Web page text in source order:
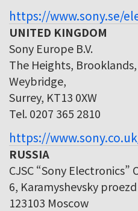
https://www.sony.se/
UNITED KINGDOM
Sony Europe B.V.
The Heights, Brooklands,
Weybridge,
Surrey, KT13 0XW
Tel. 0207 365 2810
https://
RUSSIA
CJSC “Sony Electronics”
6, Karamyshevsky proezd
123103 Moscow